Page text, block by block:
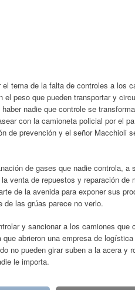
tema de la falta de controles a los
peso que pueden transportar y
nadie que controle se
con la camioneta policial por el
de prevención y el señor Macchioli
de gases que nadie controla, a
venta de repuestos y reparación de
de la avenida para exponer sus
las grúas parece no verlo.
y sancionar a los camiones que
abrieron una empresa de
no pueden girar suben a la acera y
le importa.